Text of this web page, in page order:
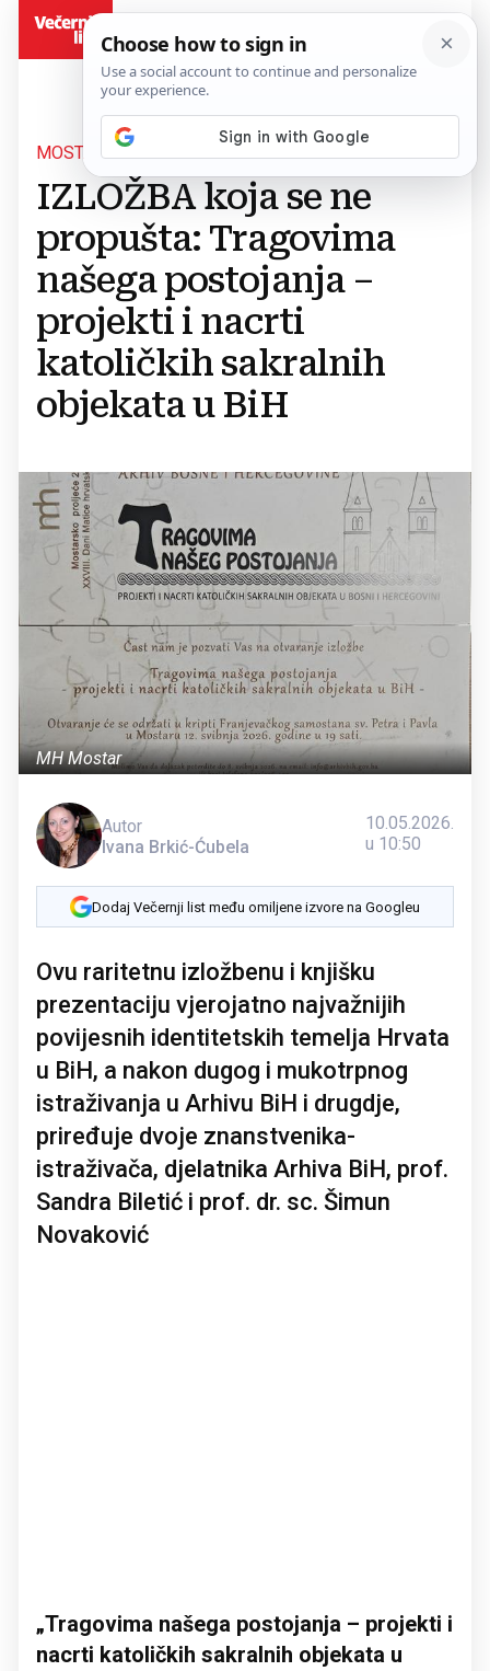
MOSTARSKO PROLJEĆE 2026.
IZLOŽBA koja se ne
propušta: Tragovima
našega postojanja –
projekti i nacrti
katoličkih sakralnih
objekata u BiH
MH Mostar
Autor
Ivana Brkić-Ćubela
10.05.2026.
u 10:50
Dodaj Večernji list među omiljene izvore na Googleu
Ovu raritetnu izložbenu i knjišku
prezentaciju vjerojatno najvažnijih
povijesnih identitetskih temelja Hrvata
u BiH, a nakon dugog i mukotrpnog
istraživanja u Arhivu BiH i drugdje,
priređuje dvoje znanstvenika-
istraživača, djelatnika Arhiva BiH, prof.
Sandra Biletić i prof. dr. sc. Šimun
Novaković
„Tragovima našega postojanja – projekti i
nacrti katoličkih sakralnih objekata u